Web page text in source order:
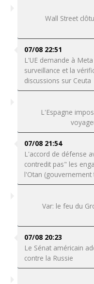
Wall Street
07/08 22:51
L'UE demande à
surveillance et la
discussions sur Ceuta
L'Espagne
07/08 21:54
L'accord de défense
contredit pas" les
l'Otan (gouvernement
Var: le feu du
07/08 20:23
Le Sénat américain
contre la Russie